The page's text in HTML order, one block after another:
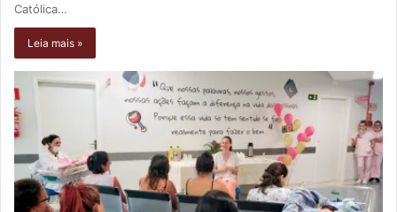
Católica…
Leia mais »